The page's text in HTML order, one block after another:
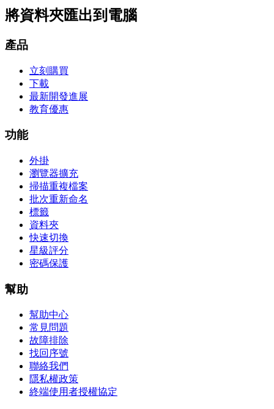
將資料夾匯出到電腦
產品
立刻購買
下載
最新開發進展
教育優惠
功能
外掛
瀏覽器擴充
掃描重複檔案
批次重新命名
標籤
資料夾
快速切換
星級評分
密碼保護
幫助
幫助中心
常見問題
故障排除
找回序號
聯絡我們
隱私權政策
終端使用者授權協定